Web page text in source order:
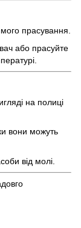
прасування.
або прасуйте
на полиці
вони можуть
від молі.